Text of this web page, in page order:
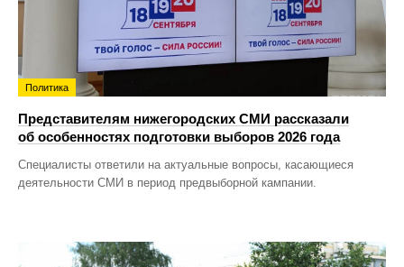
Политика
Представителям нижегородских СМИ рассказали
об особенностях подготовки выборов 2026 года
Специалисты ответили на актуальные вопросы, касающиеся
деятельности СМИ в период предвыборной кампании.